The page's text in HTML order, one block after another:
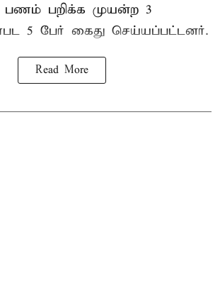
பணம் பறிக்க முயன்ற 3
5 பேர் கைது செய்யப்பட்டனர்.
Read More